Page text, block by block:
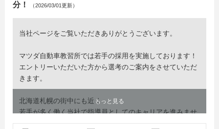
分！
（2026/03/01更新）
当社ページをご覧いただきありがとうございます。
マツダ自動車教習所では若手の採用を実施しております！
エントリーいただいた方から選考のご案内をさせていただ
きます。
北海道札幌の街中にも近く
若手が多く働く当社で指導員としてのキャリアを進みませ
んか？
もっと見る